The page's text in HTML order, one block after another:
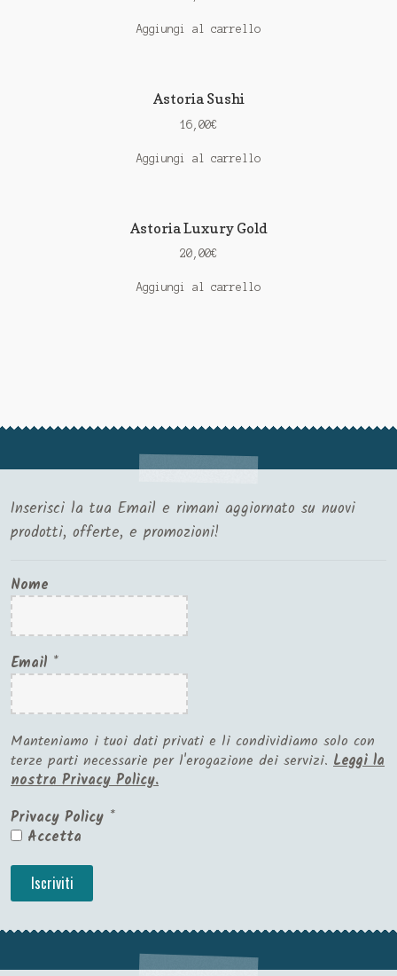
Aggiungi al carrello
Astoria Sushi
16,00€
Aggiungi al carrello
Astoria Luxury Gold
20,00€
Aggiungi al carrello
Inserisci la tua Email e rimani aggiornato su nuovi
prodotti, offerte, e promozioni!
Nome
Email *
Manteniamo i tuoi dati privati e li condividiamo solo con
terze parti necessarie per l'erogazione dei servizi. Leggi la
nostra Privacy Policy.
Privacy Policy *
Accetta